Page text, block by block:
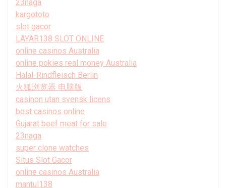
23naga
kargototo
slot gacor
LAYAR138 SLOT ONLINE
online casinos Australia
online pokies real money Australia
Halal-Rindfleisch Berlin
火狐浏览器 电脑版
casinon utan svensk licens
best casinos online
Gujarat beef meat for sale
23naga
super clone watches
Situs Slot Gacor
online casinos Australia
mantul138